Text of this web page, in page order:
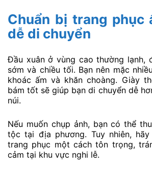
Chuẩn bị trang phục
dễ di chuyển
Đầu xuân ở vùng cao thường lạnh,
sớm và chiều tối. Bạn nên mặc
khoác ấm và khăn choàng. Giày
bám tốt sẽ giúp bạn di chuyển dễ
núi.
Nếu muốn chụp ảnh, bạn có thể
tộc tại địa phương. Tuy nhiên,
trang phục một cách tôn trọng,
cảm tại khu vực nghi lễ.